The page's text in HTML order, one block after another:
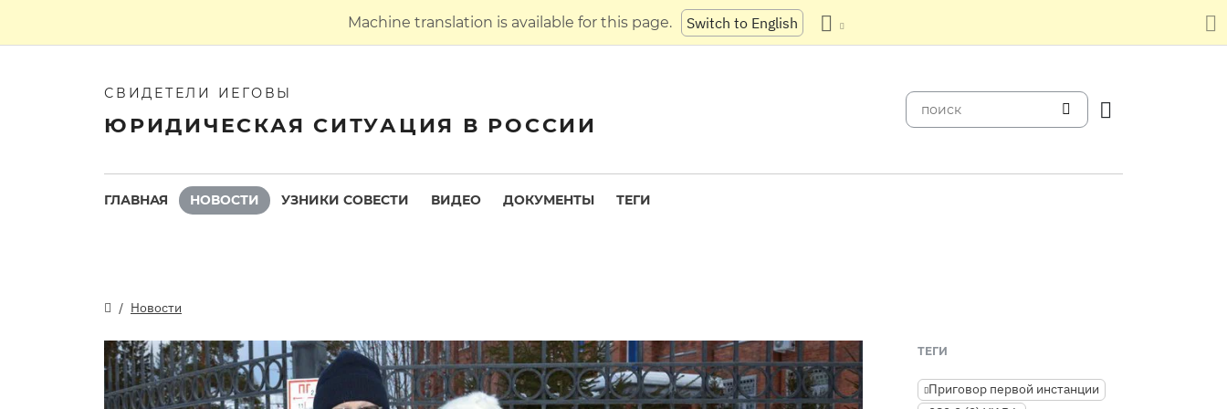
Machine translation is available for this page. Switch to English
СВИДЕТЕЛИ ИЕГОВЫ
ЮРИДИЧЕСКАЯ СИТУАЦИЯ В РОССИИ
ГЛАВНАЯ НОВОСТИ УЗНИКИ СОВЕСТИ ВИДЕО ДОКУМЕНТЫ ТЕГИ
Новости
ТЕГИ
Приговор первой инстанции